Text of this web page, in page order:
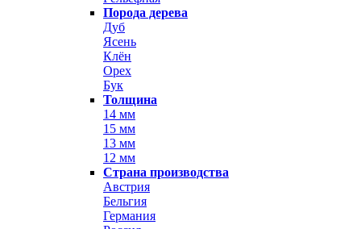
Порода дерева
Дуб
Ясень
Клён
Орех
Бук
Толщина
14 мм
15 мм
13 мм
12 мм
Страна производства
Австрия
Бельгия
Германия